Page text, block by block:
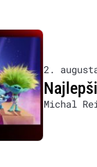
2.
Michal